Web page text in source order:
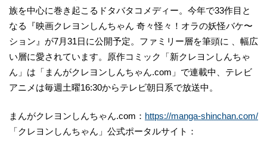
族を中心に巻き起こるドタバタコメディー。今年で33作目と
なる『映画クレヨンしんちゃん 奇々怪々！オラの妖怪バケ〜
ション』が7月31日に公開予定。ファミリー層を筆頭に 、幅広
い層に愛されています。原作コミック「新クレヨンしんちゃ
ん」は「まんがクレヨンしんちゃん.com」で連載中、テレビ
アニメは毎週土曜16:30からテレビ朝日系で放送中。
まんがクレヨンしんちゃん.com： https://manga-shinchan.com/
「クレヨンしんちゃん」公式ポータルサイト：